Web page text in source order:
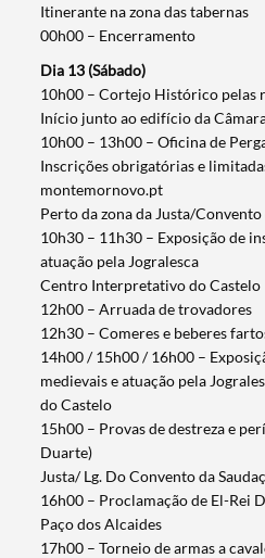
Itinerante na zona das tabernas
00h00 – Encerramento
Dia 13 (Sábado)
10h00 – Cortejo Histórico pelas
Início junto ao edifício da
10h00 – 13h00 – Oficina de
Inscrições obrigatórias e
montemornovo.pt
Perto da zona da Justa/Convento
10h30 – 11h30 – Exposição de
atuação pela Jogralesca
Centro Interpretativo do Castelo
12h00 – Arruada de trovadores
12h30 – Comeres e beberes
14h00 / 15h00 / 16h00 –
medievais e atuação pela
do Castelo
15h00 – Provas de destreza e
Duarte)
Justa/ Lg. Do Convento da
16h00 – Proclamação de El-Rei
Paço dos Alcaides
17h00 – Torneio de armas a